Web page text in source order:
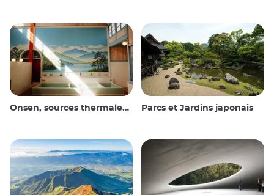
Onsen, sources thermales et bains publics Parcs et Jardins japonais